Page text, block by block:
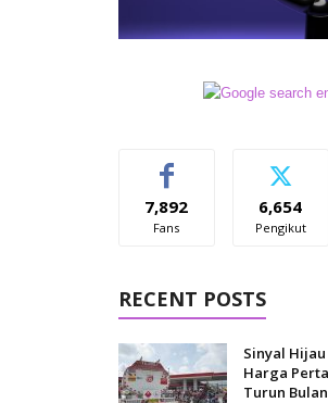
7,892
Fans
6,654
Pengikut
RECENT POSTS
Sinyal
Harga
Turun